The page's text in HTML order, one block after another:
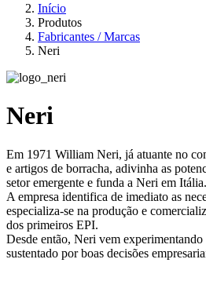
Início
Produtos
Fabricantes / Marcas
Neri
Neri
Em 1971 William Neri, já atuante no
e artigos de borracha, adivinha as
setor emergente e funda a Neri em Itália.
A empresa identifica de imediato as
especializa-se na produção e
dos primeiros EPI.
Desde então, Neri vem
sustentado por boas decisões